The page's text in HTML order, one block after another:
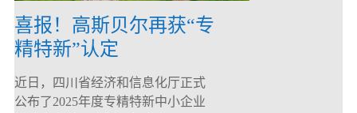
喜报！高斯贝尔再获“专
精特新”认定
近日，四川省经济和信息化厅正式
公布了2025年度专精特新中小企业